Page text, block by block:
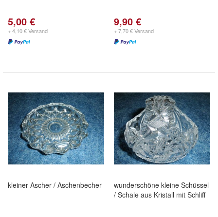
5,00 €
+ 4,10 € Versand
9,90 €
+ 7,70 € Versand
kleiner Ascher / Aschenbecher
wunderschöne kleine Schüssel
/ Schale aus Kristall mit Schliff